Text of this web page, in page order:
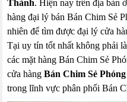
Thành. Hiện nay trên địa bàn
hàng đại lý bán Bán Chim Sẻ
nhiên để tìm được đại lý cửa
Tại uy tín tốt nhất không phải
các mặt hàng Bán Chim Sẻ
cửa hàngBán Chim Sẻ
trong lĩnh vực phân phối Bán